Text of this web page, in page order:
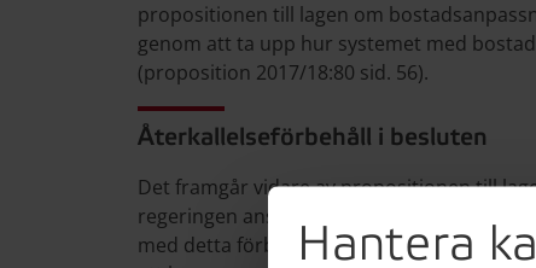
Hantera
propositionen till lagen om
genom att ta upp hur systemet med
(proposition 2017/18:80 sid. 56).
Återkallelseförbehåll i besluten
Det framgår vidare av propositionen till
regeringen anser att bestämmelsen i 19 §
med detta förbehåll direkt i lagen kommer